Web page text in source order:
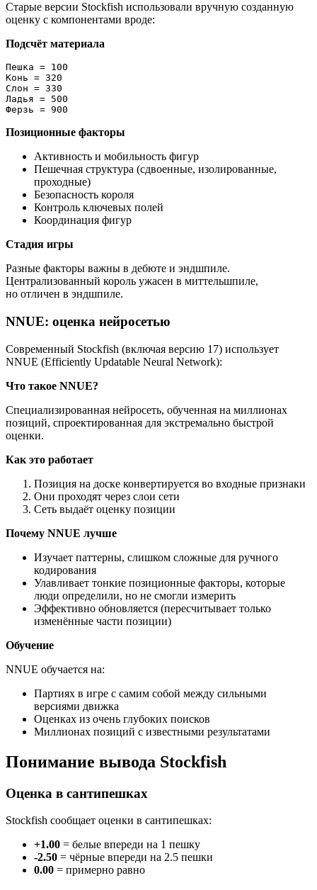
Старые версии Stockfish использовали вручную созданную
оценку с компонентами вроде:
Подсчёт материала
Пешка = 100
Конь = 320
Слон = 330
Ладья = 500
Ферзь = 900
Позиционные факторы
Активность и мобильность фигур
Пешечная структура (сдвоенные, изолированные,
проходные)
Безопасность короля
Контроль ключевых полей
Координация фигур
Стадия игры
Разные факторы важны в дебюте и эндшпиле.
Централизованный король ужасен в миттельшпиле,
но отличен в эндшпиле.
NNUE: оценка нейросетью
Современный Stockfish (включая версию 17) использует
NNUE (Efficiently Updatable Neural Network):
Что такое NNUE?
Специализированная нейросеть, обученная на миллионах
позиций, спроектированная для экстремально быстрой
оценки.
Как это работает
Позиция на доске конвертируется во входные признаки
Они проходят через слои сети
Сеть выдаёт оценку позиции
Почему NNUE лучше
Изучает паттерны, слишком сложные для ручного
кодирования
Улавливает тонкие позиционные факторы, которые
люди определили, но не смогли измерить
Эффективно обновляется (пересчитывает только
изменённые части позиции)
Обучение
NNUE обучается на:
Партиях в игре с самим собой между сильными
версиями движка
Оценках из очень глубоких поисков
Миллионах позиций с известными результатами
Понимание вывода Stockfish
Оценка в сантипешках
Stockfish сообщает оценки в сантипешках:
+1.00 = белые впереди на 1 пешку
-2.50 = чёрные впереди на 2.5 пешки
0.00 = примерно равно